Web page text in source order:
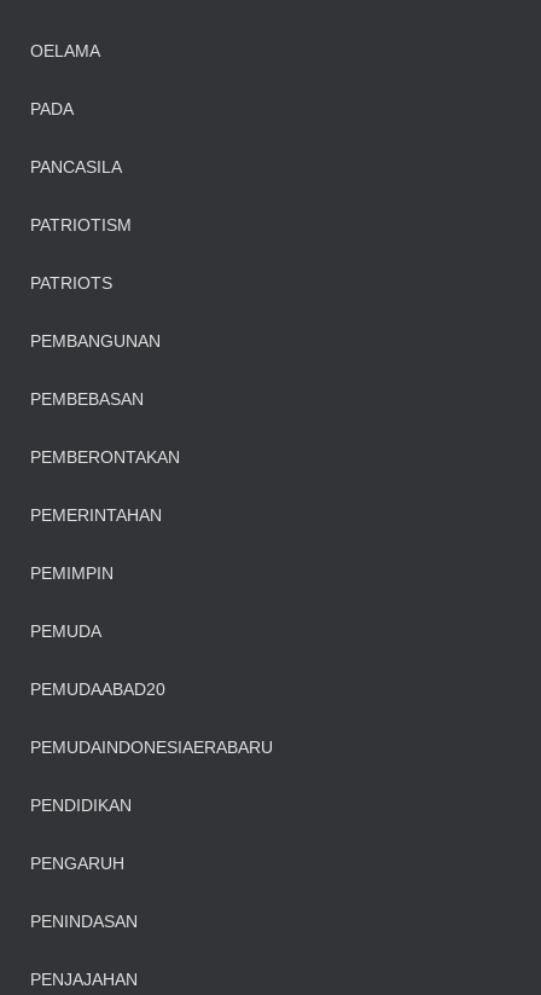
OELAMA
PADA
PANCASILA
PATRIOTISM
PATRIOTS
PEMBANGUNAN
PEMBEBASAN
PEMBERONTAKAN
PEMERINTAHAN
PEMIMPIN
PEMUDA
PEMUDAABAD20
PEMUDAINDONESIAERABARU
PENDIDIKAN
PENGARUH
PENINDASAN
PENJAJAHAN